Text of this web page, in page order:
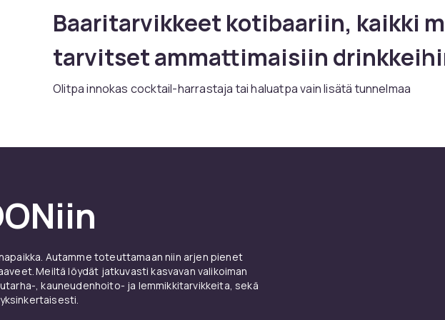
Baaritarvikkeet kotibaariin, kaikki
tarvitset ammattimaisiin
Olitpa innokas cocktail-harrastaja tai haluatpa vain lisätä tunnelmaa
muddlerit
seurata reseptejä tarkasti ja luoda drinkkejä juuri oikealla tasapainolla.
Cocktail-shakerit ja sekoitusvälineet
Cocktail-shakeri on jokaisen baarin sydän. Shakerin avulla voit nopeasti ja
Autamme toteuttamaan niin arjen pienet
Meiltä löydät jatkuvasti kasvavan valikoiman
, kauneudenhoito- ja lemmikkitarvikkeita, sekä